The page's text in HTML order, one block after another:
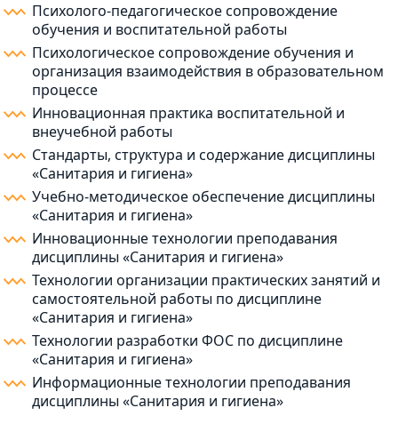
Психолого-педагогическое сопровождение
обучения и воспитательной работы
Психологическое сопровождение обучения и
организация взаимодействия в образовательном
процессе
Инновационная практика воспитательной и
внеучебной работы
Стандарты, структура и содержание дисциплины
«Санитария и гигиена»
Учебно-методическое обеспечение дисциплины
«Санитария и гигиена»
Инновационные технологии преподавания
дисциплины «Санитария и гигиена»
Технологии организации практических занятий и
самостоятельной работы по дисциплине
«Санитария и гигиена»
Технологии разработки ФОС по дисциплине
«Санитария и гигиена»
Информационные технологии преподавания
дисциплины «Санитария и гигиена»